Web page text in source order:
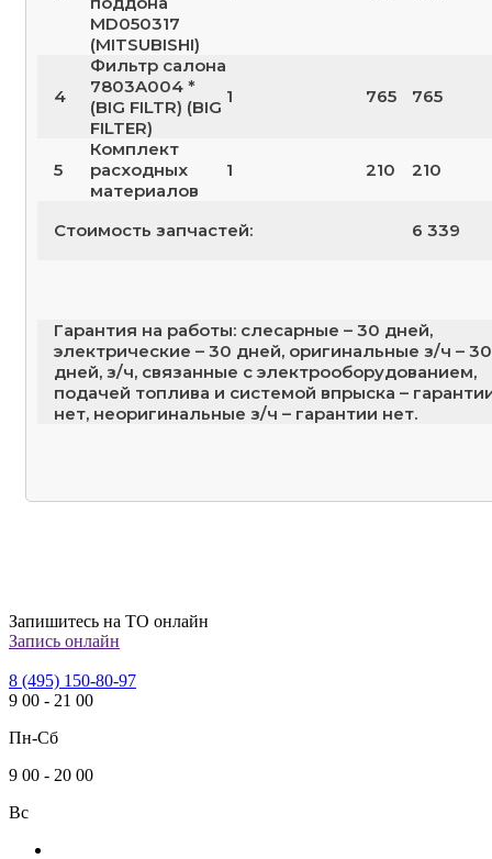
MD050317
(MITSUBISHI)
4
Фильтр салона
7803A004 *
(BIG FILTR) (BIG
FILTER)
1 765 765
5
Комплект
расходных
материалов
1 210 210
Стоимость запчастей: 6 339
Гарантия на работы: слесарные – 30 дней,
электрические – 30 дней, оригинальные з/ч – 30
дней, з/ч, связанные с электрооборудованием,
подачей топлива и системой впрыска –
нет, неоригинальные з/ч – гарантии нет.
Запишитесь на ТО онлайн
Запись онлайн
8 (495) 150-80-97
9 00 - 21 00
Пн-Сб
9 00 - 20 00
Вс